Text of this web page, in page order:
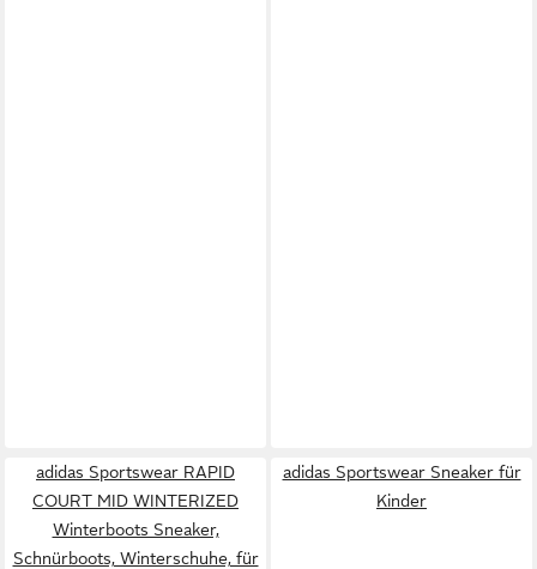
adidas Sportswear RAPID
COURT MID WINTERIZED
Winterboots Sneaker,
Schnürboots, Winterschuhe, für
adidas Sportswear Sneaker für
Kinder